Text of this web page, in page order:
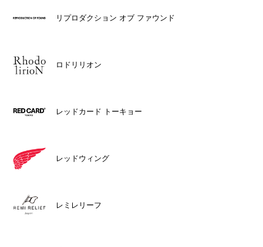
リプロダクション オブ ファウンド
ロドリリオン
レッドカード トーキョー
レッドウィング
レミレリーフ